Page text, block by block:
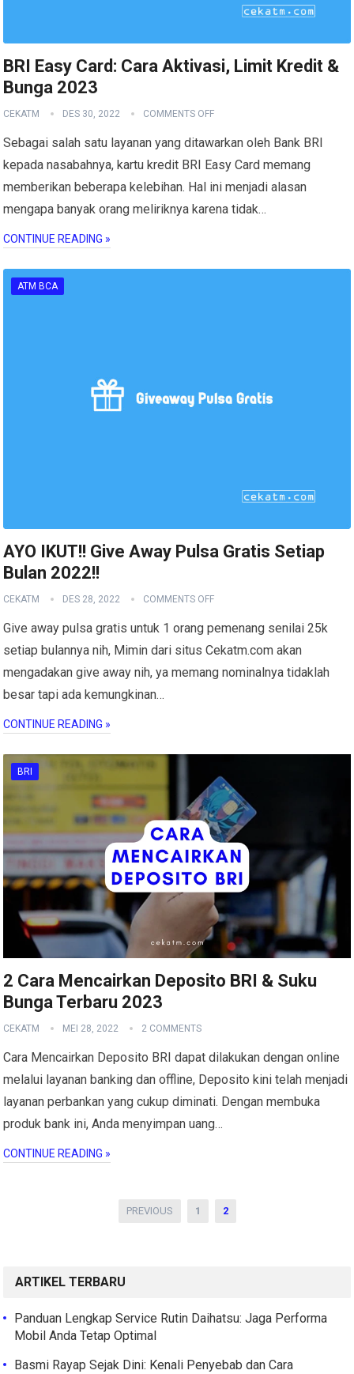
BRI Easy Card: Cara Aktivasi, Limit Kredit &
Bunga 2023
CEKATM DES 30, 2022 COMMENTS OFF
Sebagai salah satu layanan yang ditawarkan oleh Bank BRI
kepada nasabahnya, kartu kredit BRI Easy Card memang
memberikan beberapa kelebihan. Hal ini menjadi alasan
mengapa banyak orang meliriknya karena tidak…
CONTINUE READING »
ATM BCA
AYO IKUT!! Give Away Pulsa Gratis Setiap
Bulan 2022!!
CEKATM DES 28, 2022 COMMENTS OFF
Give away pulsa gratis untuk 1 orang pemenang senilai 25k
setiap bulannya nih, Mimin dari situs Cekatm.com akan
mengadakan give away nih, ya memang nominalnya tidaklah
besar tapi ada kemungkinan…
CONTINUE READING »
BRI
2 Cara Mencairkan Deposito BRI & Suku
Bunga Terbaru 2023
CEKATM MEI 28, 2022 2 COMMENTS
Cara Mencairkan Deposito BRI dapat dilakukan dengan online
melalui layanan banking dan offline, Deposito kini telah menjadi
layanan perbankan yang cukup diminati. Dengan membuka
produk bank ini, Anda menyimpan uang…
CONTINUE READING »
PREVIOUS 1 2
ARTIKEL TERBARU
Panduan Lengkap Service Rutin Daihatsu: Jaga Performa
Mobil Anda Tetap Optimal
Basmi Rayap Sejak Dini: Kenali Penyebab dan Cara